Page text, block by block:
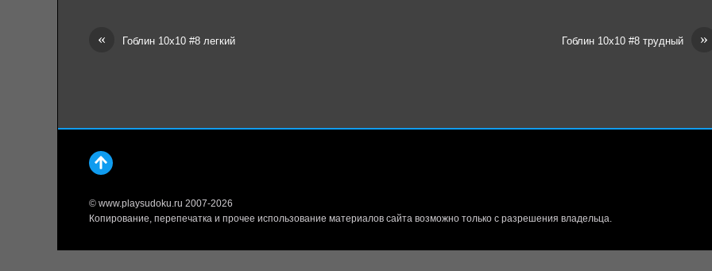
« Гоблин 10х10 #8 легкий »
Гоблин 10х10 #8 трудный
© www.playsudoku.ru 2007-2026
Копирование, перепечатка и прочее использование материалов сайта возможно только с разрешения владельца.